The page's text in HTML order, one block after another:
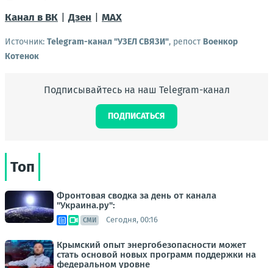
Канал в ВК |Дзен | MAX
Источник: Telegram-канал "УЗЕЛ СВЯЗИ", репост Военкор
Котенок
Подписывайтесь на наш Telegram-канал
ПОДПИСАТЬСЯ
Топ
Фронтовая сводка за день от канала
"Украина.ру":
СМИ Сегодня, 00:16
Крымский опыт энергобезопасности может
стать основой новых программ поддержки на
федеральном уровне